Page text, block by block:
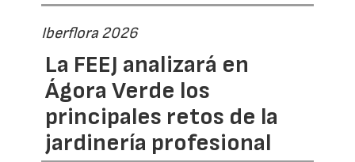
Iberflora 2026
La FEEJ analizará en
Ágora Verde los
principales retos de la
jardinería profesional